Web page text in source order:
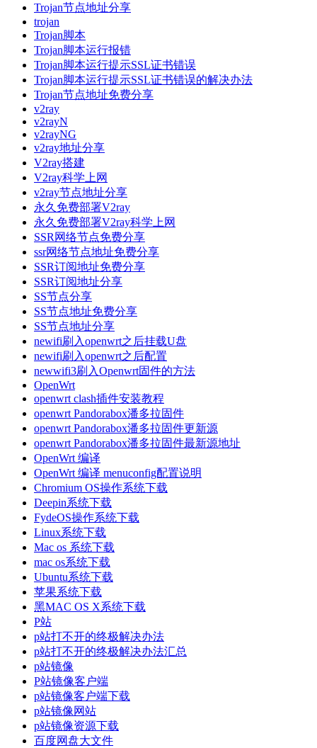
Trojan节点地址分享
trojan
Trojan脚本
Trojan脚本运行报错
Trojan脚本运行提示SSL证书错误
Trojan脚本运行提示SSL证书错误的解决办法
Trojan节点地址免费分享
v2ray
v2rayN
v2rayNG
v2ray地址分享
V2ray搭建
V2ray科学上网
v2ray节点地址分享
永久免费部署V2ray
永久免费部署V2ray科学上网
SSR网络节点免费分享
ssr网络节点地址免费分享
SSR订阅地址免费分享
SSR订阅地址分享
SS节点分享
SS节点地址免费分享
SS节点地址分享
newifi刷入openwrt之后挂载U盘
newifi刷入openwrt之后配置
newwifi3刷入Openwrt固件的方法
OpenWrt
openwrt clash插件安装教程
openwrt Pandorabox潘多拉固件
openwrt Pandorabox潘多拉固件更新源
openwrt Pandorabox潘多拉固件最新源地址
OpenWrt 编译
OpenWrt 编译 menuconfig配置说明
Chromium OS操作系统下载
Deepin系统下载
FydeOS操作系统下载
Linux系统下载
Mac os 系统下载
mac os系统下载
Ubuntu系统下载
苹果系统下载
黑MAC OS X系统下载
P站
p站打不开的终极解决办法
p站打不开的终极解决办法汇总
p站镜像
P站镜像客户端
p站镜像客户端下载
p站镜像网站
p站镜像资源下载
百度网盘大文件